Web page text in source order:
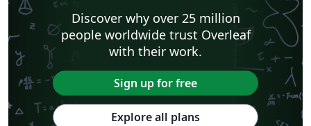
Discover why over 25 million
people worldwide trust Overleaf
with their work.
Sign up for free
Explore all plans